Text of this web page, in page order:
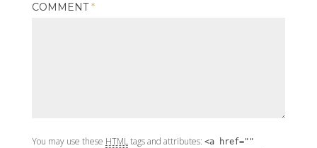
COMMENT*
You may use these HTMLtags and attributes: <a href=""